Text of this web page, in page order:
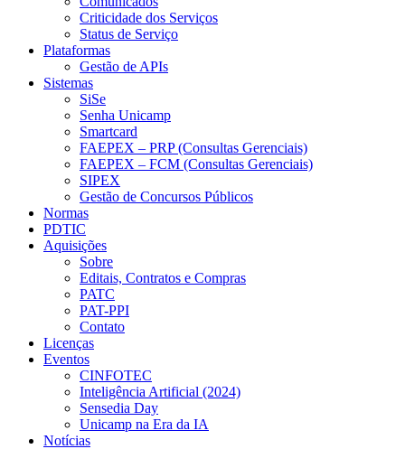
Criticidade dos Serviços
Status de Serviço
Plataformas
Gestão de APIs
Sistemas
SiSe
Senha Unicamp
Smartcard
FAEPEX – PRP (Consultas Gerenciais)
FAEPEX – FCM (Consultas Gerenciais)
SIPEX
Gestão de Concursos Públicos
Normas
PDTIC
Aquisições
Sobre
Editais, Contratos e Compras
PATC
PAT-PPI
Contato
Licenças
Eventos
CINFOTEC
Inteligência Artificial (2024)
Sensedia Day
Unicamp na Era da IA
Notícias